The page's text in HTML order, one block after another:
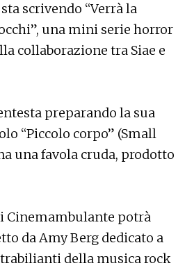
scrivendo “Verrà la
una mini serie horror
collaborazione tra Siae e
preparando la sua
“Piccolo corpo” (Small
una favola cruda, prodotto
Cinemambulante potrà
da Amy Berg dedicato a
della musica rock